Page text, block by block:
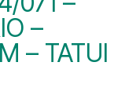
–
– TATUI